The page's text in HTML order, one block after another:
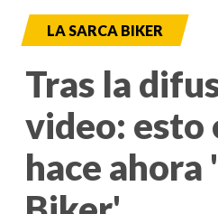
LA SARCA BIKER
Tras la
video: esto
hace ahora